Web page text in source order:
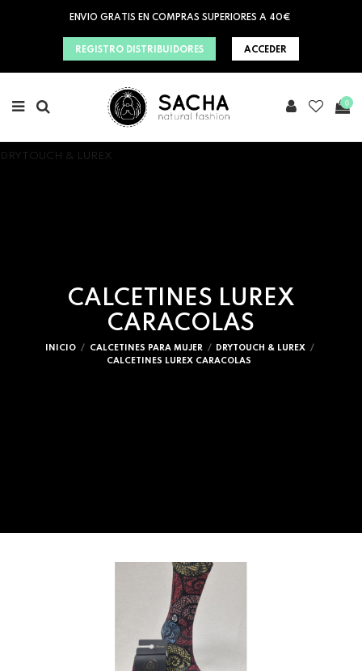
ENVIO GRATIS EN COMPRAS SUPERIORES A 40€
REGISTRO DISTRIBUIDORES ACCEDER
0
DRYTOUCH & LUREX
CALCETINES LUREX
CARACOLAS
INICIO CALCETINES PARA MUJER
DRYTOUCH & LUREX
CALCETINES LUREX CARACOLAS